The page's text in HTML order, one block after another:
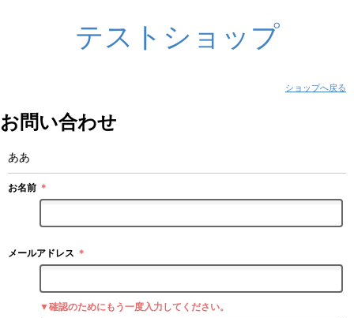
テストショップ
ショップへ戻る
お問い合わせ
ああ
お名前 ＊
メールアドレス ＊
▼確認のためにもう一度入力してください。